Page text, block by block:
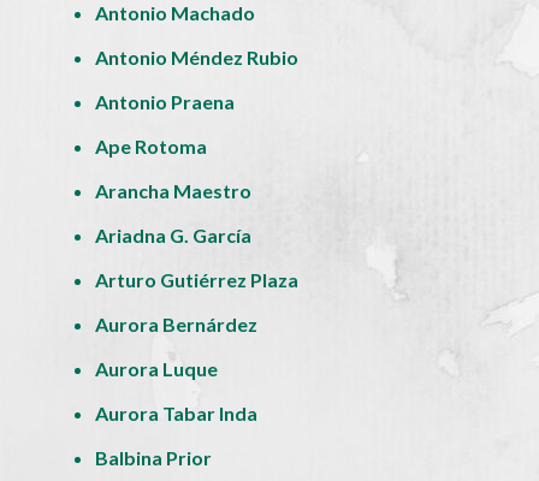
Antonio Machado
Antonio Méndez Rubio
Antonio Praena
Ape Rotoma
Arancha Maestro
Ariadna G. García
Arturo Gutiérrez Plaza
Aurora Bernárdez
Aurora Luque
Aurora Tabar Inda
Balbina Prior